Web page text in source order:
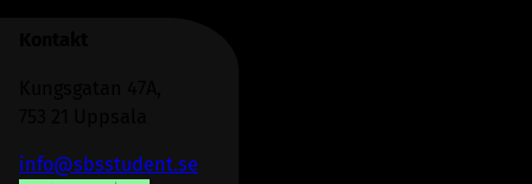
info@sbsstudent.se